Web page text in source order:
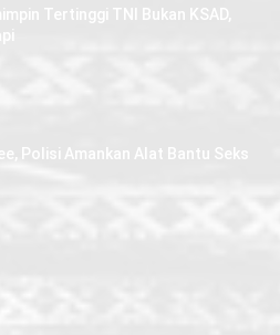
Tertinggi TNI Bukan KSAD,
Polisi Amankan Alat Bantu Seks